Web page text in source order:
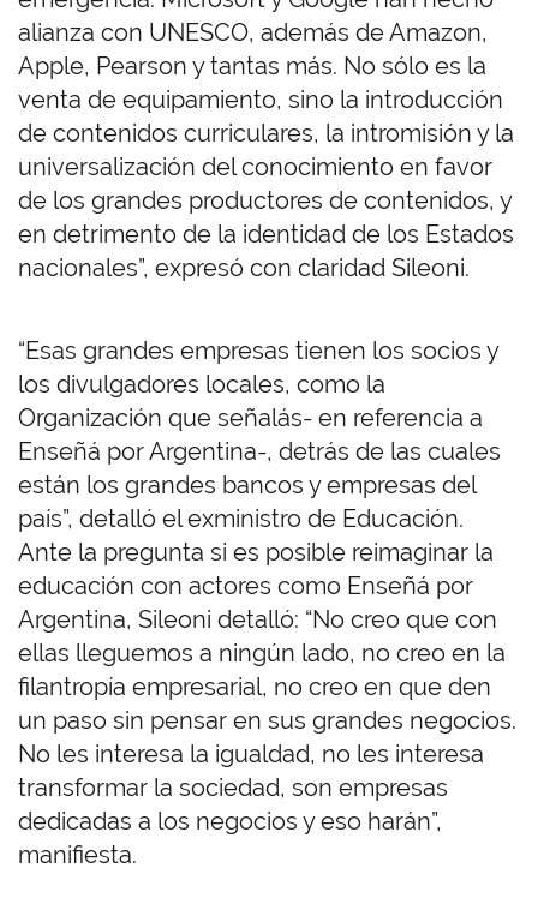
alianza con UNESCO, además de Amazon,
Apple, Pearson y tantas más. No sólo es la
venta de equipamiento, sino la introducción
de contenidos curriculares, la intromisión y la
universalización del conocimiento en favor
de los grandes productores de contenidos, y
en detrimento de la identidad de los Estados
nacionales”, expresó con claridad Sileoni.
“Esas grandes empresas tienen los socios y
los divulgadores locales, como la
Organización que señalás- en referencia a
Enseñá por Argentina-, detrás de las cuales
están los grandes bancos y empresas del
país”, detalló el exministro de Educación.
Ante la pregunta si es posible reimaginar la
educación con actores como Enseñá por
Argentina, Sileoni detalló: “No creo que con
ellas lleguemos a ningún lado, no creo en la
filantropía empresarial, no creo en que den
un paso sin pensar en sus grandes negocios.
No les interesa la igualdad, no les interesa
transformar la sociedad, son empresas
dedicadas a los negocios y eso harán”,
manifiesta.